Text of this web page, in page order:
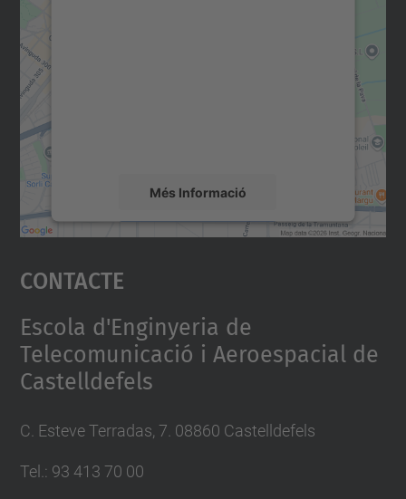
Més Informació
Accepta
powered by
Contacte
Escola d'Enginyeria de
Telecomunicació i Aeroespacial de
Castelldefels
C. Esteve Terradas, 7. 08860 Castelldefels
Tel.: 93 413 70 00